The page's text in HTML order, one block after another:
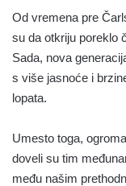
Od vremena pre
su da otkriju poreklo
Sada, nova
s više jasnoće i
lopata.
Umesto toga,
doveli su tim
među našim